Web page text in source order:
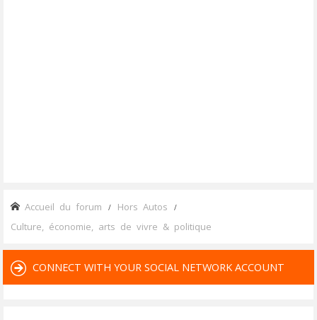
Accueil du forum Hors Autos
Culture, économie, arts de vivre & politique
CONNECT WITH YOUR SOCIAL NETWORK ACCOUNT